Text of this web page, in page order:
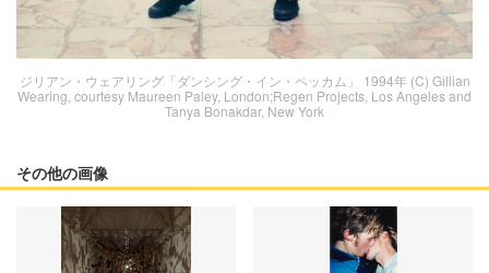
ジリアン・ウェアリング「ダンシング・イン・ペッカム」 1994年 (C) Gillian
Wearing, courtesy Maureen Paley, London;Regen Projects, Los Angeles and
Tanya Bonakdar, New York
その他の画像